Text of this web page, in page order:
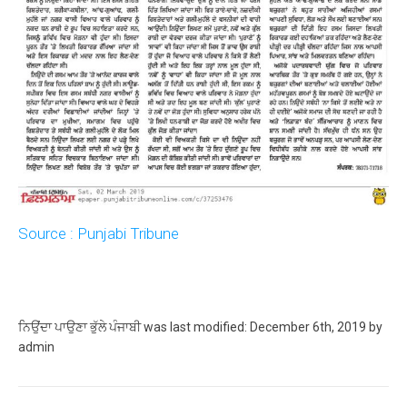
Source : Punjabi Tribune
ਨਿਉਂਦਾ ਪਾਉਣਾ ਭੁੱਲੇ ਪੰਜਾਬੀwas last modified: December 6th, 2019 by
admin